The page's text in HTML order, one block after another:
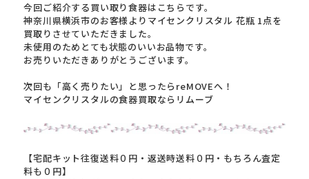
今回ご紹介する買い取り食器はこちらです。
神奈川県横浜市のお客様よりマイセンクリスタル 花瓶 1点を
買取りさせていただきました。
未使用のためとても状態のいいお品物です。
お売りいただきありがとうございます。
次回も「高く売りたい」と思ったらreMOVEへ！
マイセンクリスタルの食器買取ならリムーブ
【宅配キット往復送料０円・返送時送料０円・もちろん査定
料も０円】